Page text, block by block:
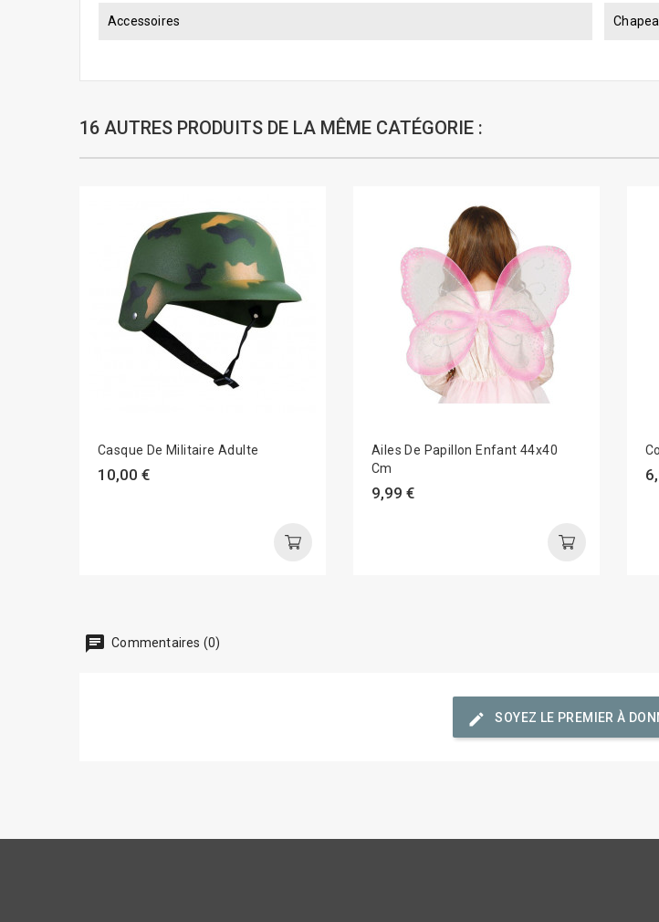
Accessoires
16 AUTRES PRODUITS DE LA MÊME CATÉGORIE :
Casque De Militaire Adulte
10,00 €
Ailes De Papillon Enfant 44x40
Cm
9,99 €
chat Commentaires (0)
edit SOYEZ LE PREMIER À